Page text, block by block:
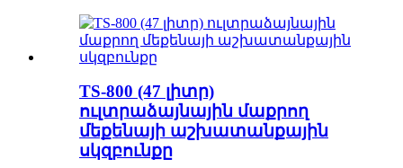
TS-800 (47 լիտր)
ուլտրաձայնային մաքրող
մեքենայի աշխատանքային
սկզբունքը